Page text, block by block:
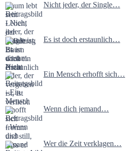
Nicht jeder, der Single…
Es ist doch erstaunlich…
Ein Mensch erhofft sich…
Wenn dich jemand…
Wer die Zeit verklagen…